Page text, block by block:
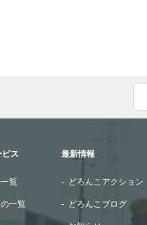
desired page. Touch
ス
覧
一覧
最新情報
どろんこアクション
どろんこブログ